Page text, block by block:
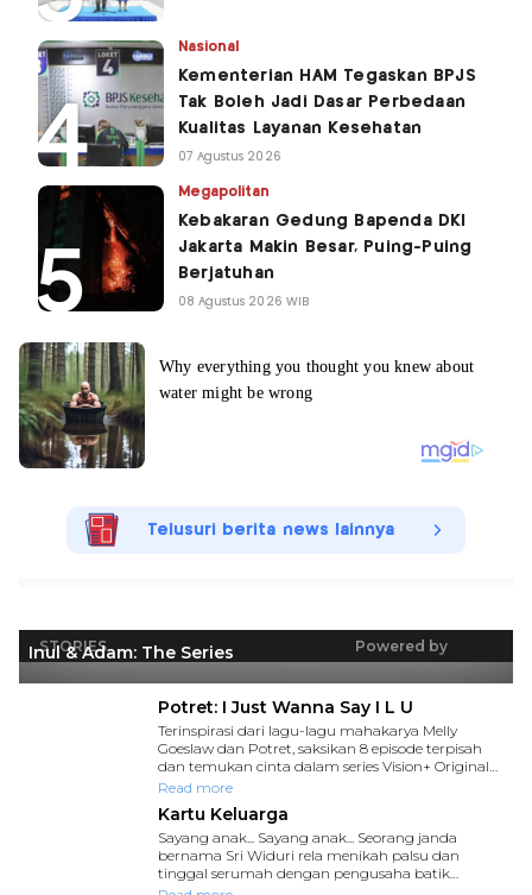
Nasional
Kementerian HAM Tegaskan BPJS
Tak Boleh Jadi Dasar Perbedaan
Kualitas Layanan Kesehatan
07 Agustus 2026
Megapolitan
Kebakaran Gedung Bapenda DKI
Jakarta Makin Besar, Puing-Puing
Berjatuhan
08 Agustus 2026 WIB
Telusuri berita news lainnya